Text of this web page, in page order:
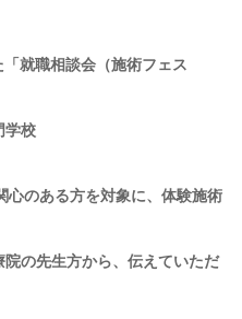
就職相談会（施術フェス
校
のある方を対象に、体験施術
先生方から、伝えていただ